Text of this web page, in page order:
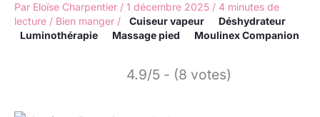
Par Eloïse Charpentier / 1 décembre 2025 / 4 minutes de
lecture / Bien manger / Cuiseur vapeur
Déshydrateur
Luminothérapie
Massage pied Moulinex Companion
4.9/5 - (8 votes)